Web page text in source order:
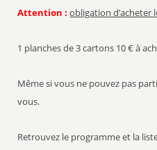
Attention : obligation d’acheter
1 planches de 3 cartons 10 € à
Même si vous ne pouvez pas
vous.
Retrouvez le programme et la